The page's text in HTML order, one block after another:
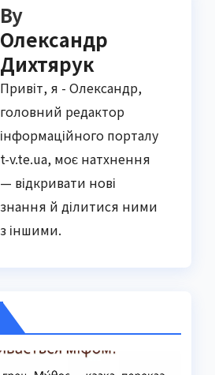
By
Олександр
Дихтярук
Привіт, я - Олександр,
головний редактор
інформаційного порталу
t-v.te.ua, моє натхнення
— відкривати нові
знання й ділитися ними
з іншими.